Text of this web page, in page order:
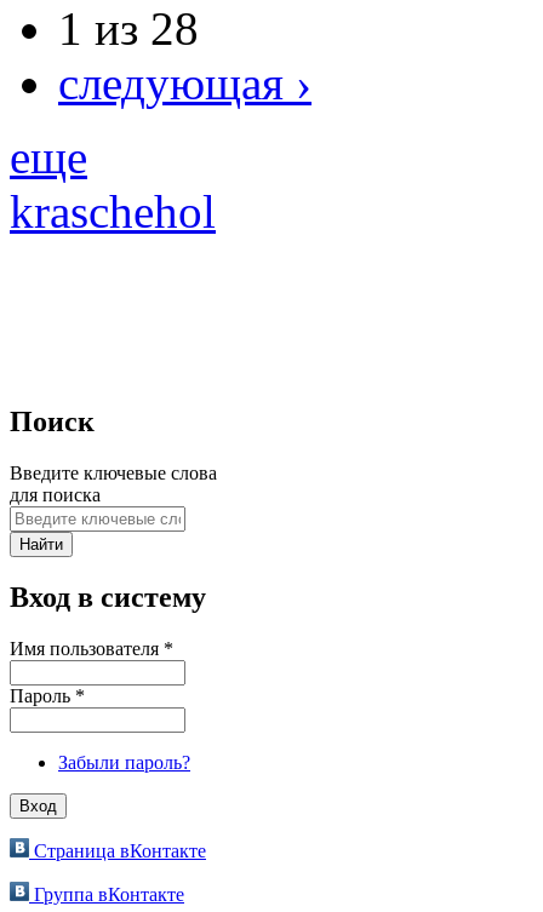
1 из 28
следующая ›
еще
kraschehol
Поиск
Введите ключевые слова
для поиска
Вход в систему
Имя пользователя *
Пароль *
Забыли пароль?
Страница вКонтакте
Группа вКонтакте